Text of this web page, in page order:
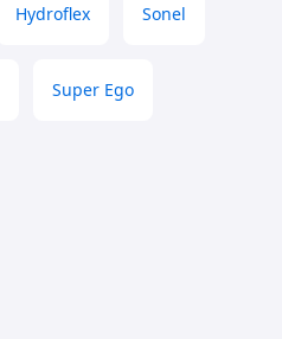
Hydroflex Sonel
Super Ego